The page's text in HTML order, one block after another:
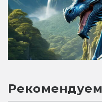
Рекомендуем